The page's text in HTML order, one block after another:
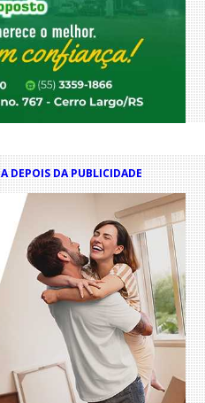
DEPOIS DA PUBLICIDADE